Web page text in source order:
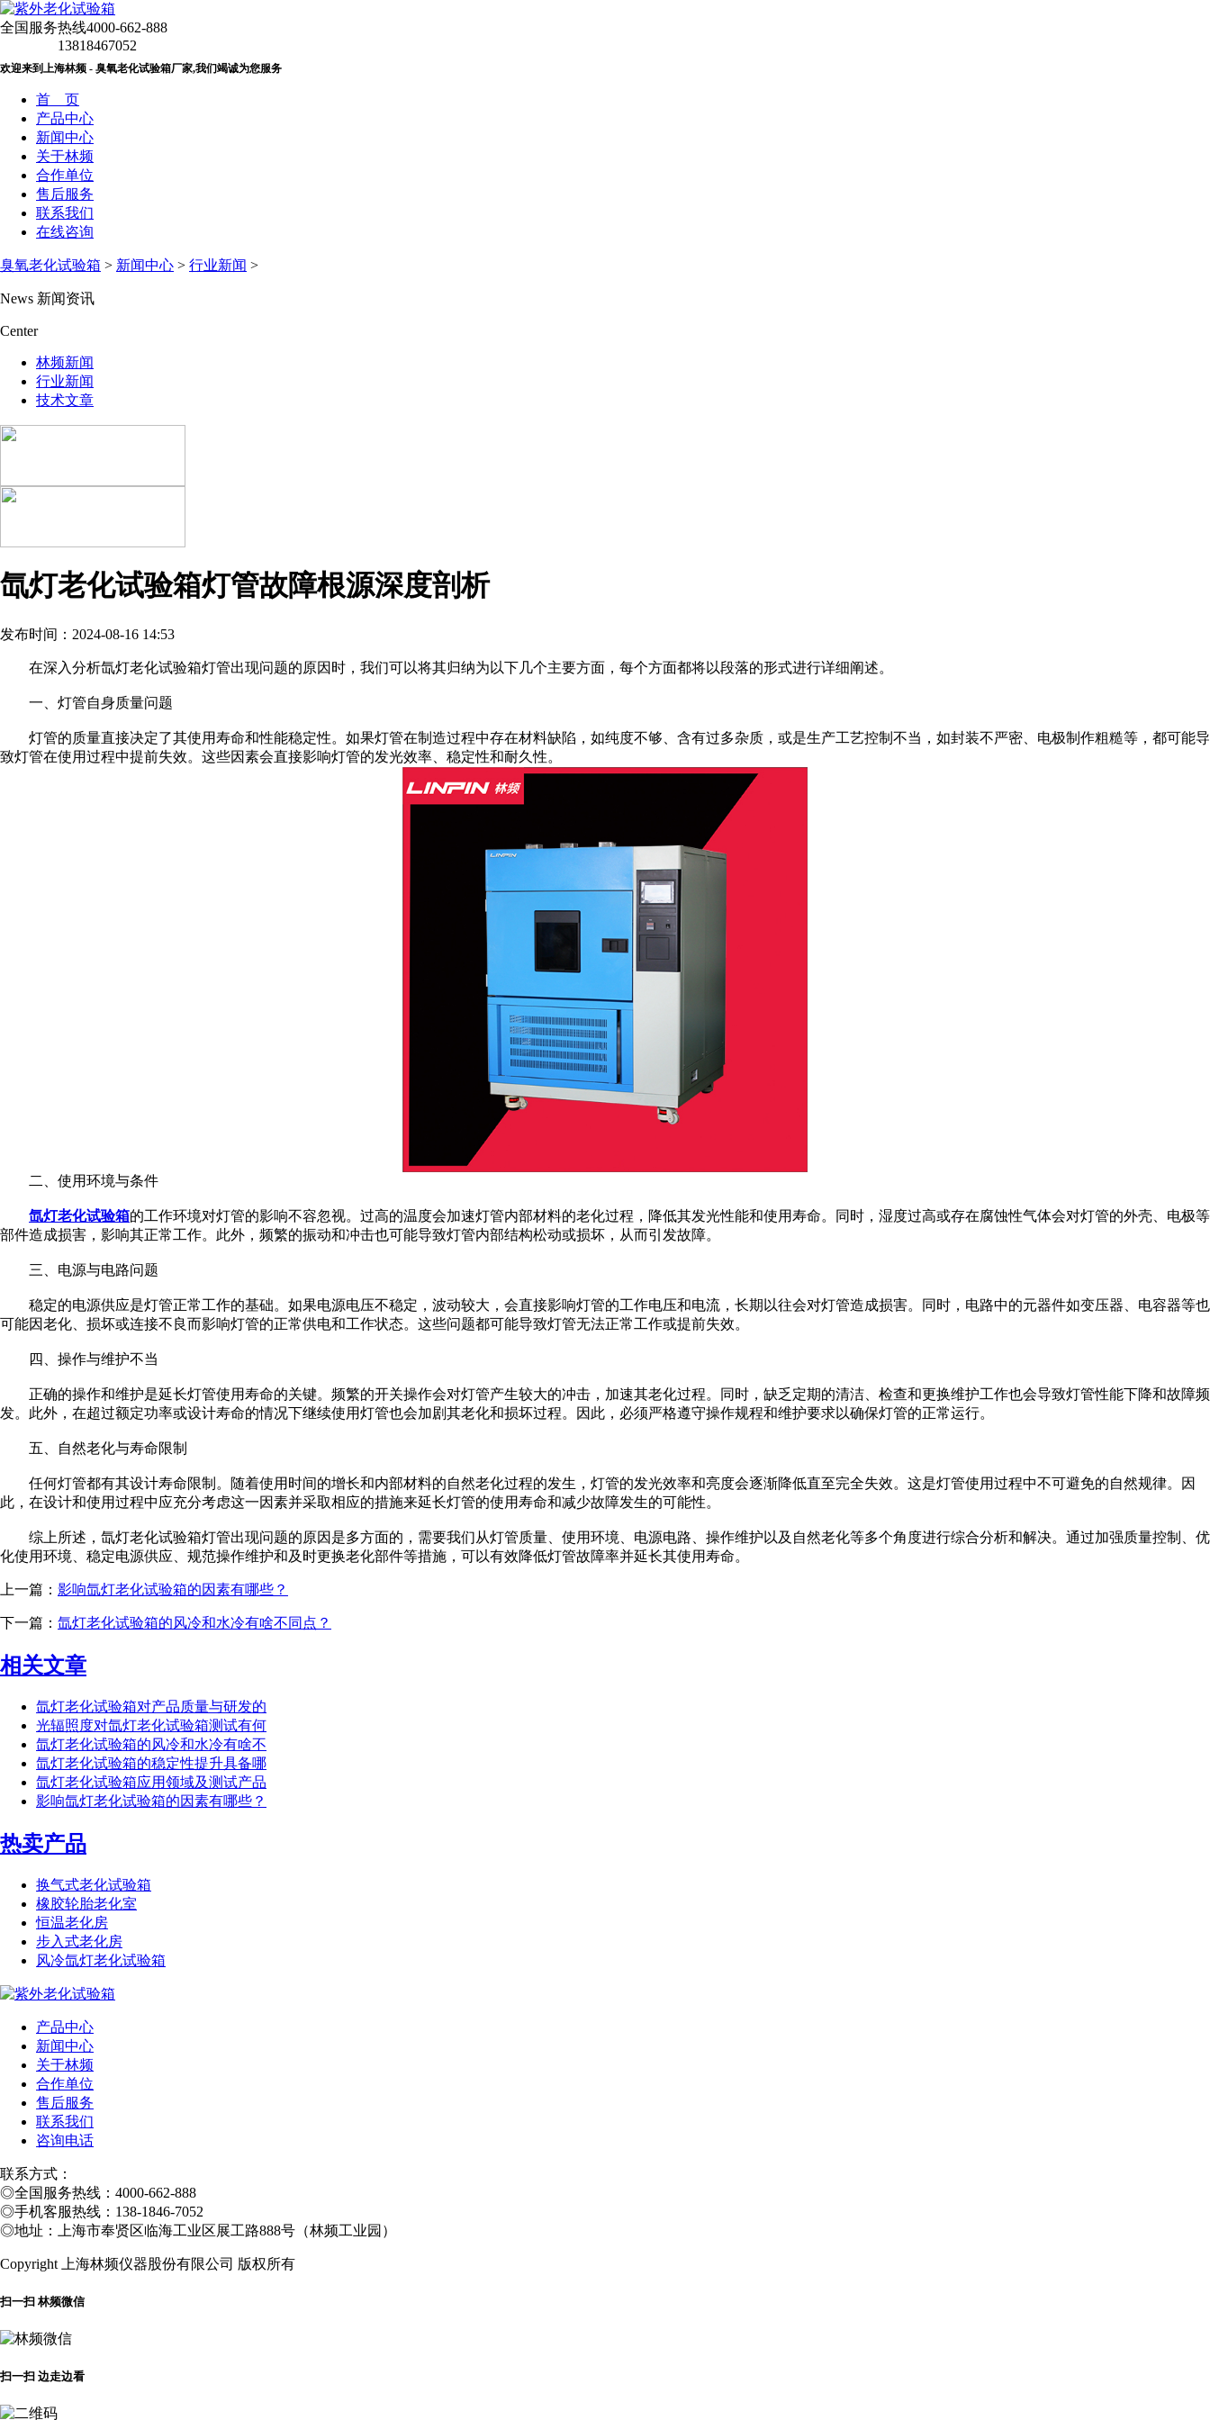
全国服务热线4000-662-888
13818467052
欢迎来到上海林频 - 臭氧老化试验箱厂家,我们竭诚为您服务
首 页
产品中心
新闻中心
关于林频
合作单位
售后服务
联系我们
在线咨询
臭氧老化试验箱 > 新闻中心 > 行业新闻 >
News 新闻资讯
Center
林频新闻
行业新闻
技术文章
氙灯老化试验箱灯管故障根源深度剖析
发布时间：2024-08-16 14:53
在深入分析氙灯老化试验箱灯管出现问题的原因时，我们可以将其归纳为以下几个主要方面，每个方面都将以段落的形式进行详细阐述。
一、灯管自身质量问题
灯管的质量直接决定了其使用寿命和性能稳定性。如果灯管在制造过程中存在材料缺陷，如纯度不够、含有过多杂质，或是生产工艺控制不当，如封装不严密、电极制作粗糙等，都可能导
致灯管在使用过程中提前失效。这些因素会直接影响灯管的发光效率、稳定性和耐久性。
二、使用环境与条件
氙灯老化试验箱的工作环境对灯管的影响不容忽视。过高的温度会加速灯管内部材料的老化过程，降低其发光性能和使用寿命。同时，湿度过高或存在腐蚀性气体会对灯管的外壳、电极等
部件造成损害，影响其正常工作。此外，频繁的振动和冲击也可能导致灯管内部结构松动或损坏，从而引发故障。
三、电源与电路问题
稳定的电源供应是灯管正常工作的基础。如果电源电压不稳定，波动较大，会直接影响灯管的工作电压和电流，长期以往会对灯管造成损害。同时，电路中的元器件如变压器、电容器等也
可能因老化、损坏或连接不良而影响灯管的正常供电和工作状态。这些问题都可能导致灯管无法正常工作或提前失效。
四、操作与维护不当
正确的操作和维护是延长灯管使用寿命的关键。频繁的开关操作会对灯管产生较大的冲击，加速其老化过程。同时，缺乏定期的清洁、检查和更换维护工作也会导致灯管性能下降和故障频
发。此外，在超过额定功率或设计寿命的情况下继续使用灯管也会加剧其老化和损坏过程。因此，必须严格遵守操作规程和维护要求以确保灯管的正常运行。
五、自然老化与寿命限制
任何灯管都有其设计寿命限制。随着使用时间的增长和内部材料的自然老化过程的发生，灯管的发光效率和亮度会逐渐降低直至完全失效。这是灯管使用过程中不可避免的自然规律。因
此，在设计和使用过程中应充分考虑这一因素并采取相应的措施来延长灯管的使用寿命和减少故障发生的可能性。
综上所述，氙灯老化试验箱灯管出现问题的原因是多方面的，需要我们从灯管质量、使用环境、电源电路、操作维护以及自然老化等多个角度进行综合分析和解决。通过加强质量控制、优
化使用环境、稳定电源供应、规范操作维护和及时更换老化部件等措施，可以有效降低灯管故障率并延长其使用寿命。
上一篇： 影响氙灯老化试验箱的因素有哪些？
下一篇： 氙灯老化试验箱的风冷和水冷有啥不同点？
相关文章
氙灯老化试验箱对产品质量与研发的
光辐照度对氙灯老化试验箱测试有何
氙灯老化试验箱的风冷和水冷有啥不
氙灯老化试验箱的稳定性提升具备哪
氙灯老化试验箱应用领域及测试产品
影响氙灯老化试验箱的因素有哪些？
热卖产品
换气式老化试验箱
橡胶轮胎老化室
恒温老化房
步入式老化房
风冷氙灯老化试验箱
产品中心
新闻中心
关于林频
合作单位
售后服务
联系我们
咨询电话
联系方式：
◎全国服务热线：4000-662-888
◎手机客服热线：138-1846-7052
◎地址：上海市奉贤区临海工业区展工路888号（林频工业园）
Copyright 上海林频仪器股份有限公司 版权所有
扫一扫 林频微信
扫一扫 边走边看